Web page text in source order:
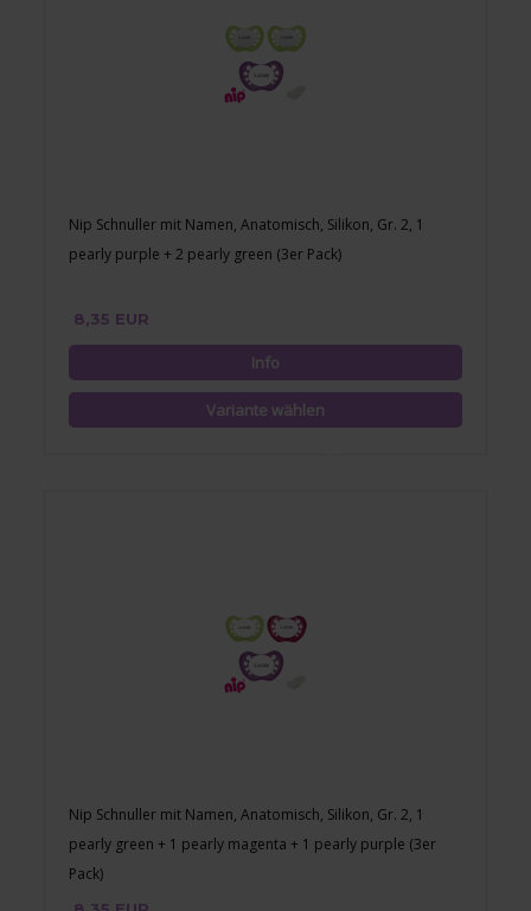
Nip Schnuller mit Namen, Anatomisch, Silikon, Gr. 2, 1
pearly purple + 2 pearly green (3er Pack)
8,35 EUR
Nip Schnuller mit Namen, Anatomisch, Silikon, Gr. 2, 1
pearly green + 1 pearly magenta + 1 pearly purple (3er
Pack)